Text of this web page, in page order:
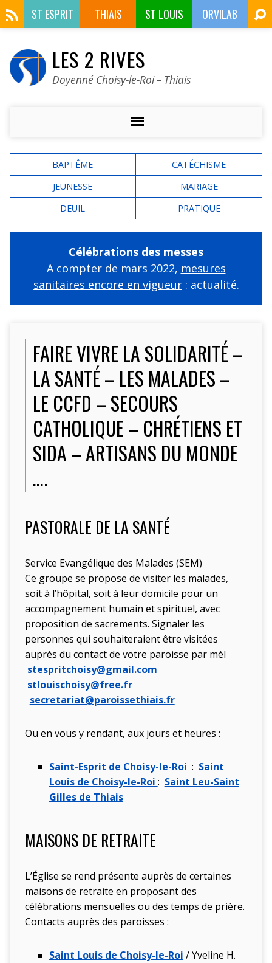
ST ESPRIT THIAIS ST LOUIS ORVILAB
LES 2 RIVES
Doyenné Choisy-le-Roi – Thiais
BAPTÊME
CATÉCHISME
JEUNESSE
MARIAGE
DEUIL
PRATIQUE
Célébrations des messes
A compter de mars 2022, mesures
sanitaires encore en vigueur: actualité.
FAIRE VIVRE LA SOLIDARITÉ –
LA SANTÉ – LES MALADES –
LE CCFD – SECOURS
CATHOLIQUE – CHRÉTIENS ET
SIDA – ARTISANS DU MONDE
….
PASTORALE DE LA SANTÉ
Service Evangélique des Malades (SEM)
Ce groupe se propose de visiter les malades,
soit à l’hôpital, soit à leur domicile pour un
accompagnement humain et spirituel, avec
proposition de sacrements. Signaler les
personnes qui souhaiteraient être visitées
auprès du contact de votre paroisse par mèl
stespritchoisy@gmail.com
stlouischoisy@free.fr
secretariat@paroissethiais.fr
Ou en vous y rendant, aux jours et heures :
Saint-Esprit de Choisy-le-Roi : Saint
Louis de Choisy-le-Roi : Saint Leu-Saint
Gilles de Thiais
MAISONS DE RETRAITE
L’Église se rend présente auprès de certaines
maisons de retraite en proposant des
célébrations mensuelles ou des temps de prière.
Contacts auprès des paroisses :
Saint Louis de Choisy-le-Roi / Yveline H.